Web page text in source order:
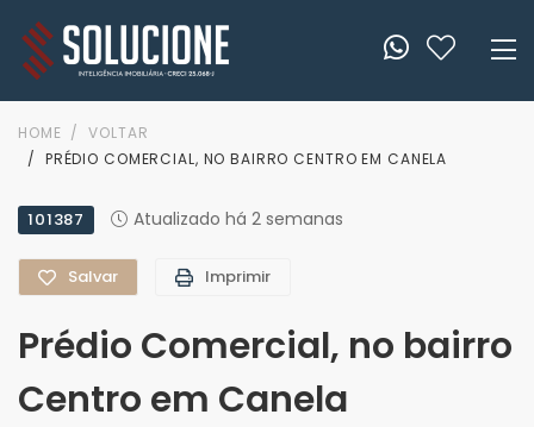
HOME
VOLTAR
PRÉDIO COMERCIAL, NO BAIRRO CENTRO EM CANELA
101387 Atualizado há 2 semanas
Salvar Imprimir
Prédio Comercial, no bairro
Centro em Canela